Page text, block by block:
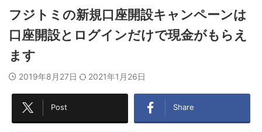
フジトミの新規口座開設キャンペーンは
口座開設とログインだけで現金がもらえ
ます
2019年8月27日 2021年1月26日
Post Share